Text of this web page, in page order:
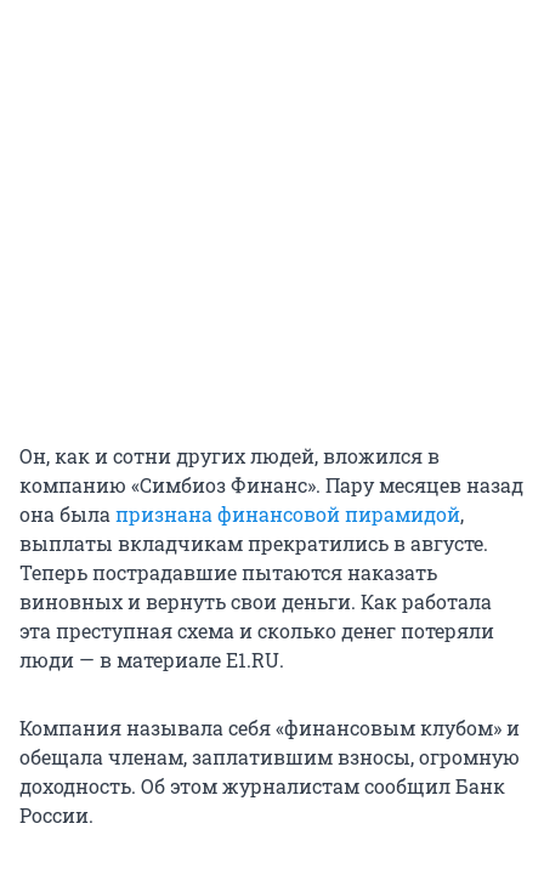
Он, как и сотни других людей, вложился в
компанию «Симбиоз Финанс». Пару месяцев назад
она былапризнана финансовой пирамидой,
выплаты вкладчикам прекратились в августе.
Теперь пострадавшие пытаются наказать
виновных и вернуть свои деньги. Как работала
эта преступная схема и сколько денег потеряли
люди — в материале E1.RU.
Компания называла себя «финансовым клубом» и
обещала членам, заплатившим взносы, огромную
доходность. Об этом журналистам сообщил Банк
России.